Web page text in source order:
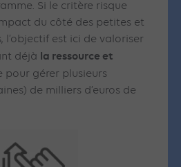
Si le critère risque
du côté des petites et
l’objectif est ici de valoriser
déjà la ressource et
pour gérer plusieurs
de milliers d’euros de